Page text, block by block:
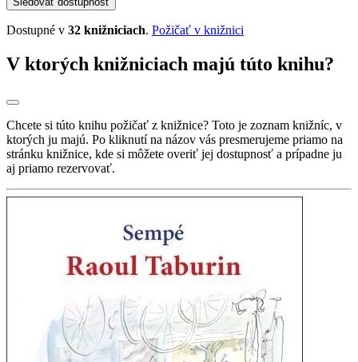
Dostupné v 32 knižniciach. Požičať v knižnici
V ktorých knižniciach majú túto knihu?
Chcete si túto knihu požičať z knižnice? Toto je zoznam knižníc, v
ktorých ju majú. Po kliknutí na názov vás presmerujeme priamo na
stránku knižnice, kde si môžete overiť jej dostupnosť a prípadne ju
aj priamo rezervovať.